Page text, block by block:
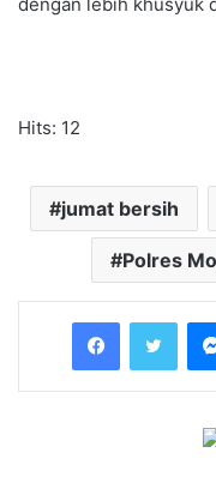
dengan lebih khusyuk
Hits: 12
jumat bersih
Polres